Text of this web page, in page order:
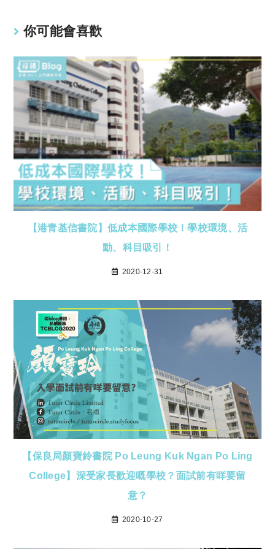
你可能會喜歡
【港青基信書院】低成本國際學校！學校環境、活
動、科目吸引！
2020-12-31
【保良局顏寶鈴書院 Po Leung Kuk Ngan Po Ling
College】深受家長歡迎嘅學校？面試前有咩要留
意？
2020-10-27